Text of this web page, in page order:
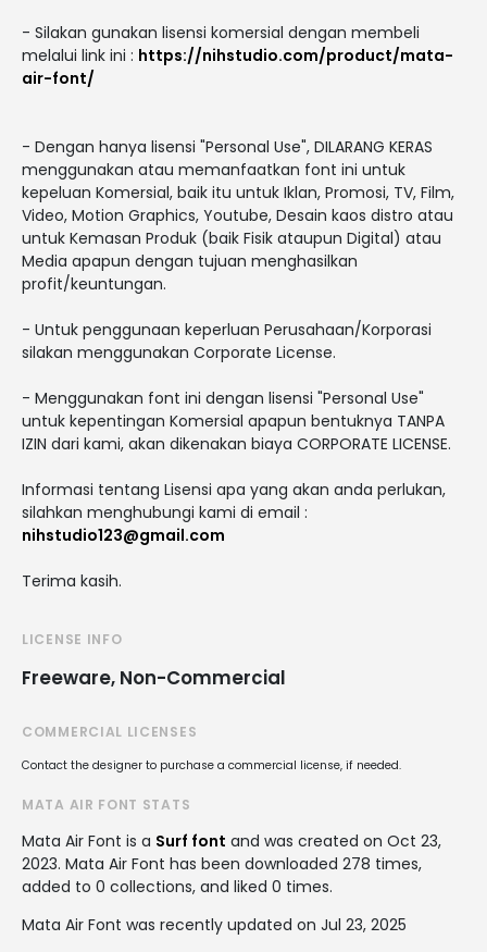
- Silakan gunakan lisensi komersial dengan membeli
melalui link ini : https://nihstudio.com/product/mata-
air-font/
- Dengan hanya lisensi "Personal Use", DILARANG KERAS
menggunakan atau memanfaatkan font ini untuk
kepeluan Komersial, baik itu untuk Iklan, Promosi, TV, Film,
Video, Motion Graphics, Youtube, Desain kaos distro atau
untuk Kemasan Produk (baik Fisik ataupun Digital) atau
Media apapun dengan tujuan menghasilkan
profit/keuntungan.
- Untuk penggunaan keperluan Perusahaan/Korporasi
silakan menggunakan Corporate License.
- Menggunakan font ini dengan lisensi "Personal Use"
untuk kepentingan Komersial apapun bentuknya TANPA
IZIN dari kami, akan dikenakan biaya CORPORATE LICENSE.
Informasi tentang Lisensi apa yang akan anda perlukan,
silahkan menghubungi kami di email :
nihstudio123@gmail.com
Terima kasih.
LICENSE INFO
Freeware, Non-Commercial
COMMERCIAL LICENSES
Contact the designer to purchase a commercial license, if needed.
MATA AIR FONT STATS
Mata Air Font is a Surf font and was created on Oct 23,
2023. Mata Air Font has been downloaded 278 times,
added to 0 collections, and liked 0 times.
Mata Air Font was recently updated on Jul 23, 2025